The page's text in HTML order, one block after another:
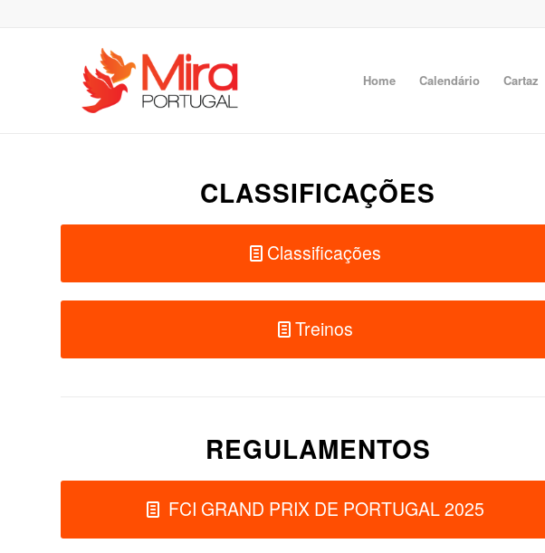
Home Calendário Cartaz
CLASSIFICAÇÕES
Classificações
Treinos
REGULAMENTOS
FCI GRAND PRIX DE PORTUGAL 2025